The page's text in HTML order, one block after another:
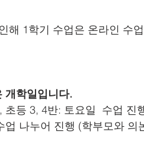
해 1학기 수업은 온라인 수
개학일입니다.
등 3, 4반: 토요일  수업 진
나누어 진행 (학부모와 의